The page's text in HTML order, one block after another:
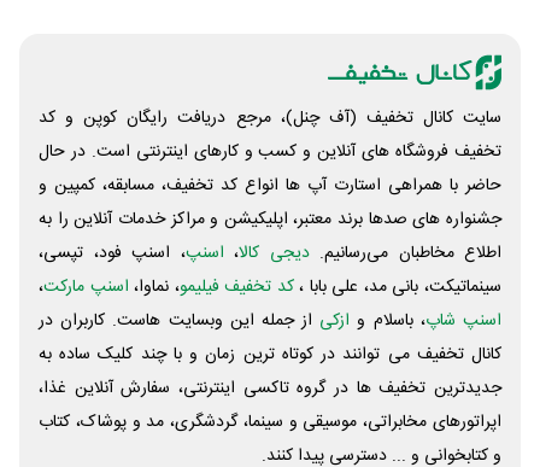
سایت کانال تخفیف (آف چنل)، مرجع دریافت رایگان کوپن و کد
تخفیف فروشگاه های آنلاین و کسب و‌ کارهای اینترنتی است. در حال
حاضر با همراهی استارت آپ ها انواع کد تخفیف، مسابقه، کمپین و
جشنواره های صدها برند معتبر، اپلیکیشن و مراکز خدمات آنلاین را به
اطلاع مخاطبان می‌رسانیم. دیجی کالا، اسنپ، اسنپ فود، تپسی،
سینماتیکت، بانی مد، علی‌ بابا ،کد تخفیف فیلیمو، نماوا، اسنپ مارکت،
اسنپ شاپ، باسلام و ازکی از جمله این وبسایت ‌هاست. کاربران در
کانال تخفیف می توانند در کوتاه ترین زمان و با چند کلیک ساده به
جدیدترین تخفیف ها در گروه تاکسی اینترنتی، سفارش آنلاین غذا،
اپراتورهای مخابراتی، موسیقی و سینما، گردشگری، مد و پوشاک، کتاب
و کتابخوانی و ... دسترسی پیدا کنند.